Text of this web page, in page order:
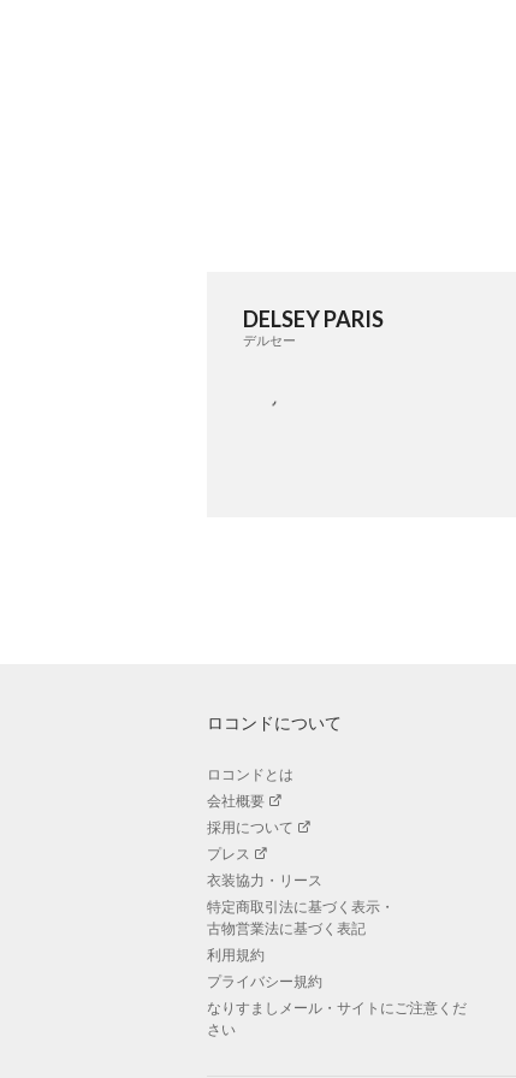
DELSEY PARIS
デルセー
ロコンドについて
ロコンドとは
会社概要
採用について
プレス
衣装協力・リース
特定商取引法に基づく表示・
古物営業法に基づく表記
利用規約
プライバシー規約
なりすましメール・サイトにご注意くだ
さい